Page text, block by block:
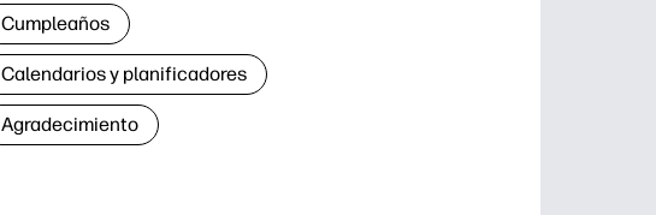
Cumpleaños
Calendarios y planificadores
Agradecimiento